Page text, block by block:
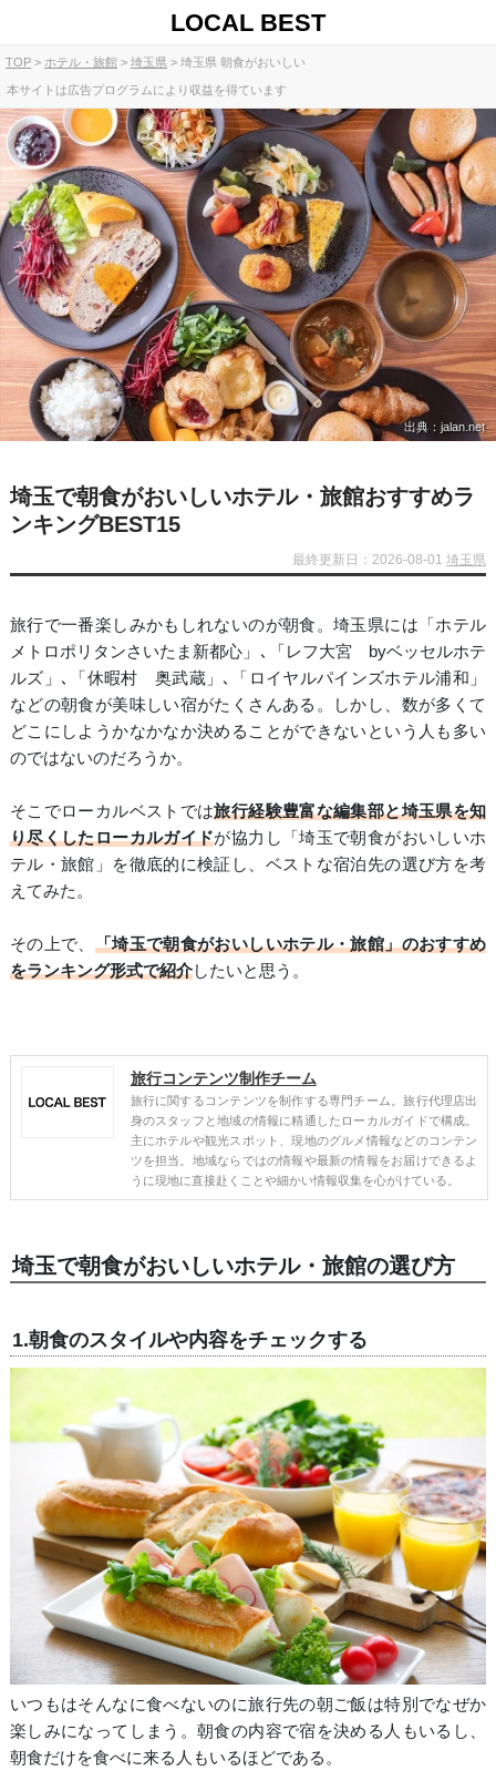
LOCAL BEST
TOP ホテル・旅館 埼玉県 埼玉県 朝食がおいしい
本サイトは広告プログラムにより収益を得ています
出典：jalan.net
埼玉で朝食がおいしいホテル・旅館おすすめラ
ンキングBEST15
最終更新日：2026-08-01埼玉県
旅行で一番楽しみかもしれないのが朝食。埼玉県には「ホテル
メトロポリタンさいたま新都心」､「レフ大宮 byベッセルホテ
ルズ」､「休暇村 奥武蔵」､「ロイヤルパインズホテル浦和」
などの朝食が美味しい宿がたくさんある。しかし、数が多くて
どこにしようかなかなか決めることができないという人も多い
のではないのだろうか。
そこでローカルベストでは旅行経験豊富な編集部と埼玉県を知
り尽くしたローカルガイドが協力し「埼玉で朝食がおいしいホ
テル・旅館」を徹底的に検証し、ベストな宿泊先の選び方を考
えてみた。
その上で、 「埼玉で朝食がおいしいホテル・旅館」のおすすめ
をランキング形式で紹介したいと思う。
旅行コンテンツ制作チーム
旅行に関するコンテンツを制作する専門チーム。旅行代理店出
身のスタッフと地域の情報に精通したローカルガイドで構成。
主にホテルや観光スポット、現地のグルメ情報などのコンテン
ツを担当。地域ならではの情報や最新の情報をお届けできるよ
うに現地に直接赴くことや細かい情報収集を心がけている。
埼玉で朝食がおいしいホテル・旅館の選び方
1.朝食のスタイルや内容をチェックする
いつもはそんなに食べないのに旅行先の朝ご飯は特別でなぜか
楽しみになってしまう。朝食の内容で宿を決める人もいるし、
朝食だけを食べに来る人もいるほどである。